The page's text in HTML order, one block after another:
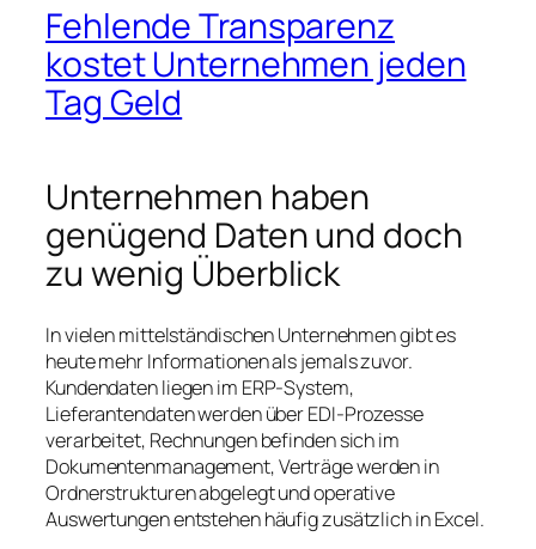
Fehlende Transparenz
kostet Unternehmen jeden
Tag Geld
Unternehmen haben
genügend Daten und doch
zu wenig Überblick
In vielen mittelständischen Unternehmen gibt es
heute mehr Informationen als jemals zuvor.
Kundendaten liegen im ERP-System,
Lieferantendaten werden über EDI-Prozesse
verarbeitet, Rechnungen befinden sich im
Dokumentenmanagement, Verträge werden in
Ordnerstrukturen abgelegt und operative
Auswertungen entstehen häufig zusätzlich in Excel.